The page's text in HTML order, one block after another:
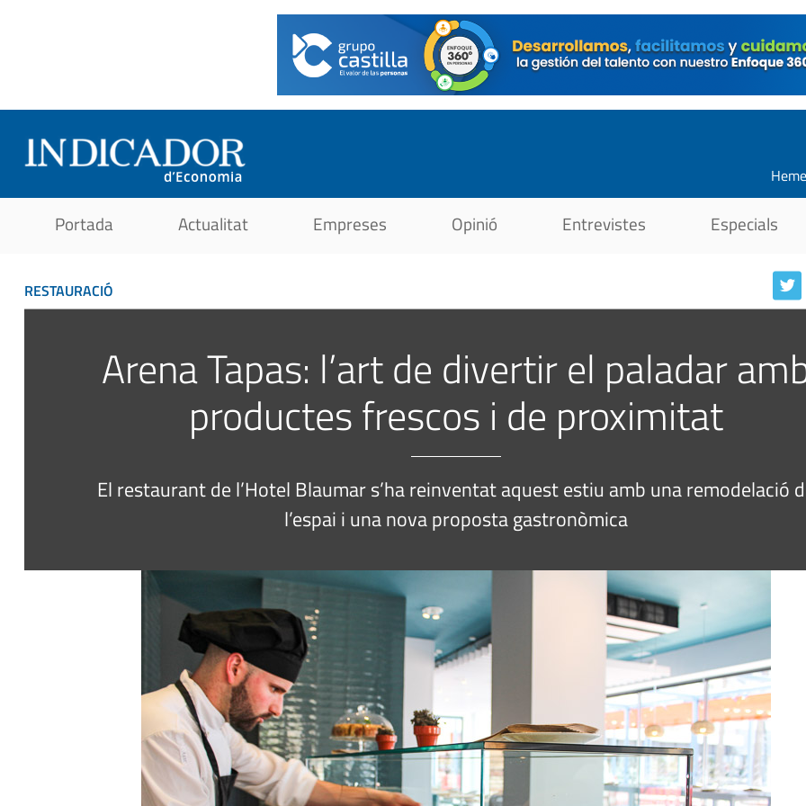
Portada Actualitat Empreses Opinió Entrevistes Especials
RESTAURACIÓ
Arena Tapas: l’art de divertir el paladar
productes frescos i de proximitat
El restaurant de l’Hotel Blaumar s’ha reinventat aquest estiu amb una remodelació
l’espai i una nova proposta gastronòmica